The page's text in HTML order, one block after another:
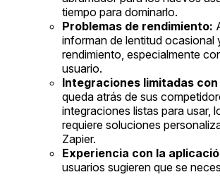
tiempo para dominarlo.
Problemas de rendimiento:
informan de lentitud ocasional
rendimiento, especialmente
usuario.
Integraciones limitadas
queda atrás de sus
integraciones listas para usar,
requiere soluciones
Zapier.
Experiencia con la
usuarios sugieren que se